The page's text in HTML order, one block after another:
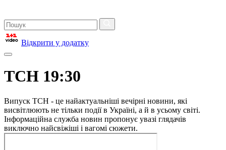
Відкрити у додатку
ТСН 19:30
Випуск ТСН - це найактуальніші вечірні новини, які
висвітлюють не тільки події в Україні, а й в усьому світі.
Інформаційна служба новин пропонує увазі глядачів
виключно найсвіжіші і вагомі сюжети.